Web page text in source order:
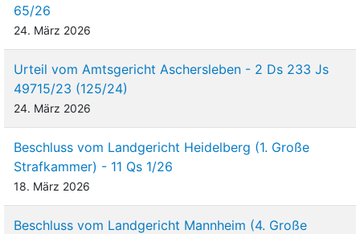
65/26
24. März 2026
Urteil vom Amtsgericht Aschersleben - 2 Ds 233 Js
49715/23 (125/24)
24. März 2026
Beschluss vom Landgericht Heidelberg (1. Große
Strafkammer) - 11 Qs 1/26
18. März 2026
Beschluss vom Landgericht Mannheim (4. Große